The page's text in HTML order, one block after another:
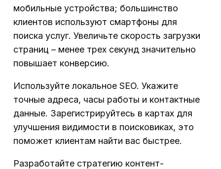
мобильные устройства; большинство
клиентов используют смартфоны для
поиска услуг. Увеличьте скорость загрузки
страниц – менее трех секунд значительно
повышает конверсию.
Используйте локальное SEO. Укажите
точные адреса, часы работы и контактные
данные. Зарегистрируйтесь в картах для
улучшения видимости в поисковиках, это
поможет клиентам найти вас быстрее.
Разработайте стратегию контент-